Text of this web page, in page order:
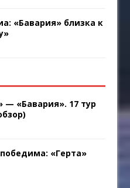
«Бавария» близка к
— «Бавария». 17 тур
«Герта»